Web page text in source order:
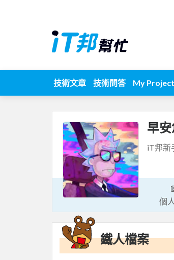
技術文章 技術問答 My Project
早
iT邦新
個
鐵人檔案